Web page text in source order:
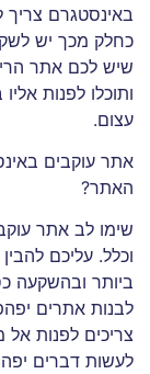
באינסטגרם צריך
כחלק מכך יש
שיש לכם אתר הרי
ותוכלו לפנות
עצום.
אתר עוקבים
האתר?
שימו לב אתר
וכלל. עליכם
ביותר ובהשקעה
לבנות אתרים
צריכים לפנות
לעשות דברים